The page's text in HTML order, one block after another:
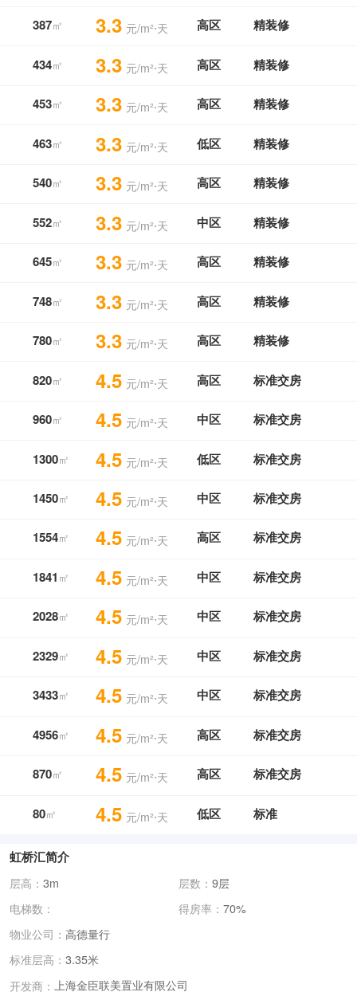
387㎡ 3.3 元/m²⋅天 高区 精装修
434㎡ 3.3 元/m²⋅天 高区 精装修
453㎡ 3.3 元/m²⋅天 高区 精装修
463㎡ 3.3 元/m²⋅天 低区 精装修
540㎡ 3.3 元/m²⋅天 高区 精装修
552㎡ 3.3 元/m²⋅天 中区 精装修
645㎡ 3.3 元/m²⋅天 高区 精装修
748㎡ 3.3 元/m²⋅天 高区 精装修
780㎡ 3.3 元/m²⋅天 高区 精装修
820㎡ 4.5 元/m²⋅天 高区 标准交房
960㎡ 4.5 元/m²⋅天 中区 标准交房
1300㎡ 4.5 元/m²⋅天 低区 标准交房
1450㎡ 4.5 元/m²⋅天 中区 标准交房
1554㎡ 4.5 元/m²⋅天 高区 标准交房
1841 ㎡ 4.5 元/m²⋅天 中区 标准交房
2028㎡ 4.5 元/m²⋅天 中区 标准交房
2329㎡ 4.5 元/m²⋅天 中区 标准交房
3433㎡ 4.5 元/m²⋅天 中区 标准交房
4956㎡ 4.5 元/m²⋅天 高区 标准交房
870㎡ 4.5 元/m²⋅天 高区 标准交房
80㎡ 4.5 元/m²⋅天 低区 标准
虹桥汇简介
层高： 3m 层数： 9层
电梯数：
得房率： 70%
物业公司： 高德量行
标准层高： 3.35米
开发商： 上海金臣联美置业有限公司